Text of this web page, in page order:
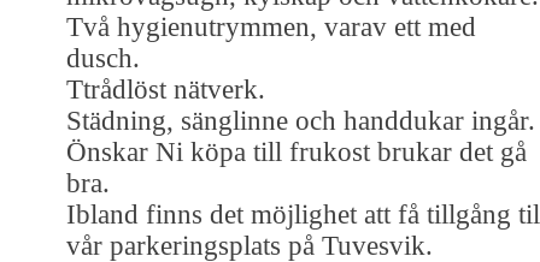
Två hygienutrymmen, varav ett med
dusch.
Ttrådlöst nätverk.
Städning, sänglinne och handdukar ingår.
Önskar Ni köpa till frukost brukar det gå
bra.
Ibland finns det möjlighet att få tillgång
vår parkeringsplats på Tuvesvik.